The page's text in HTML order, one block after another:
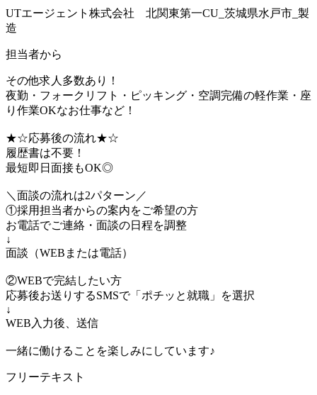
UTエージェント株式会社 北関東第一CU_茨城県水戸市_製
造
担当者から
その他求人多数あり！
夜勤・フォークリフト・ピッキング・空調完備の軽作業・座
り作業OKなお仕事など！
★☆応募後の流れ★☆
履歴書は不要！
最短即日面接もOK◎
＼面談の流れは2パターン／
①採用担当者からの案内をご希望の方
お電話でご連絡・面談の日程を調整
↓
面談（WEBまたは電話）
②WEBで完結したい方
応募後お送りするSMSで「ポチッと就職」を選択
↓
WEB入力後、送信
一緒に働けることを楽しみにしています♪
フリーテキスト